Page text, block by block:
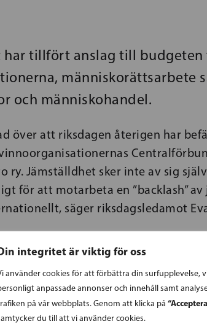
integritet är viktig för oss
använder cookies för att förbättra din surfupplevelse,
anpassade annonser och innehåll samt
på vår webbplats. Genom att klicka på
du till att vi använder cookies.
har tillfört anslag till budgeten
människorättsarbete
och människohandel.
över att riksdagen återigen har
ry. Jämställdhet sker inte av sig
för att motarbeta en ”backlash”
säger riksdagsledamot
att människorättsarbete nu
Människorättskämparnas
särskilda utmaningar,
och polisens anslag beaktas.